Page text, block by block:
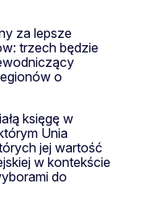
za lepsze
trzech będzie
o
księgę w
Unia
jej wartość
w kontekście
do